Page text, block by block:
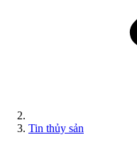
Tin thủy sản